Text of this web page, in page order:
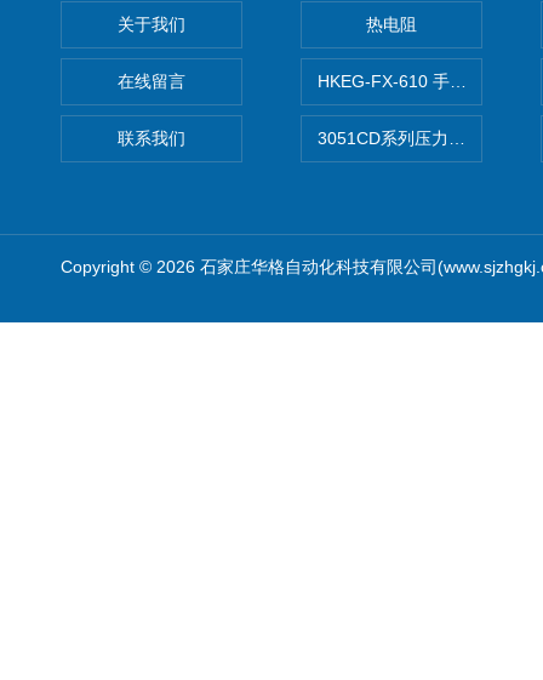
关于我们
在线留言
联系我们
热电阻
3051CD系列压力变送器
Copyright © 2026 石家庄华格自动化科技有限公司